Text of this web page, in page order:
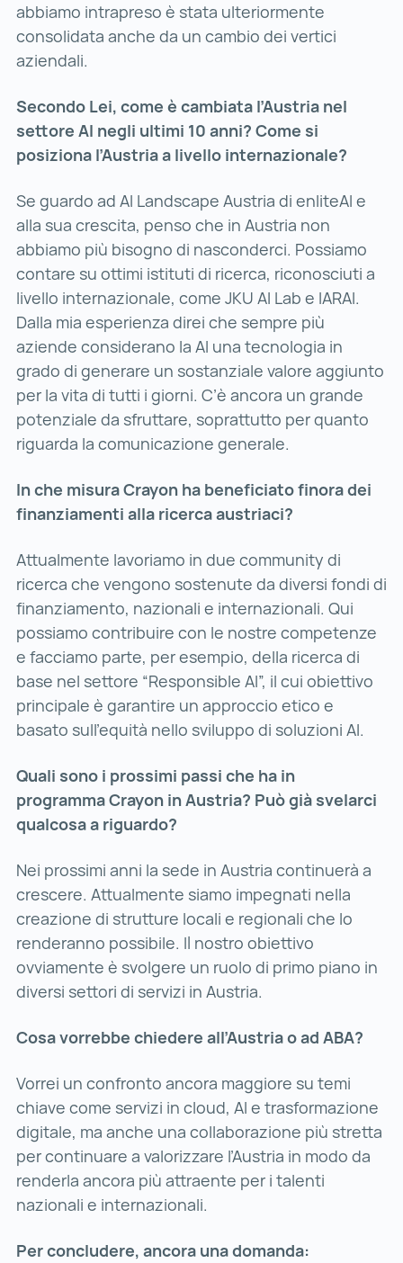
abbiamo intrapreso è stata ulteriormente
consolidata anche da un cambio dei vertici
aziendali.
Secondo Lei, come è cambiata l’Austria nel
settore AI negli ultimi 10 anni? Come si
posiziona l’Austria a livello internazionale?
Se guardo ad AI Landscape Austria di enliteAI e
alla sua crescita, penso che in Austria non
abbiamo più bisogno di nasconderci. Possiamo
contare su ottimi istituti di ricerca, riconosciuti a
livello internazionale, come JKU AI Lab e IARAI.
Dalla mia esperienza direi che sempre più
aziende considerano la AI una tecnologia in
grado di generare un sostanziale valore aggiunto
per la vita di tutti i giorni. C’è ancora un grande
potenziale da sfruttare, soprattutto per quanto
riguarda la comunicazione generale.
In che misura Crayon ha beneficiato finora dei
finanziamenti alla ricerca austriaci?
Attualmente lavoriamo in due community di
ricerca che vengono sostenute da diversi fondi di
finanziamento, nazionali e internazionali. Qui
possiamo contribuire con le nostre competenze
e facciamo parte, per esempio, della ricerca di
base nel settore “Responsible AI”, il cui obiettivo
principale è garantire un approccio etico e
basato sull’equità nello sviluppo di soluzioni AI.
Quali sono i prossimi passi che ha in
programma Crayon in Austria? Può già svelarci
qualcosa a riguardo?
Nei prossimi anni la sede in Austria continuerà a
crescere. Attualmente siamo impegnati nella
creazione di strutture locali e regionali che lo
renderanno possibile. Il nostro obiettivo
ovviamente è svolgere un ruolo di primo piano in
diversi settori di servizi in Austria.
Cosa vorrebbe chiedere all’Austria o ad ABA?
Vorrei un confronto ancora maggiore su temi
chiave come servizi in cloud, AI e trasformazione
digitale, ma anche una collaborazione più stretta
per continuare a valorizzare l’Austria in modo da
renderla ancora più attraente per i talenti
nazionali e internazionali.
Per concludere, ancora una domanda: